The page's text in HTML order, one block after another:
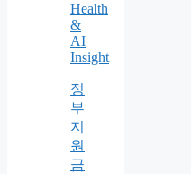
Health
&
AI
Insight
정
부
지
원
금